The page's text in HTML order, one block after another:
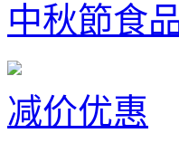
中秋節食
减价优惠